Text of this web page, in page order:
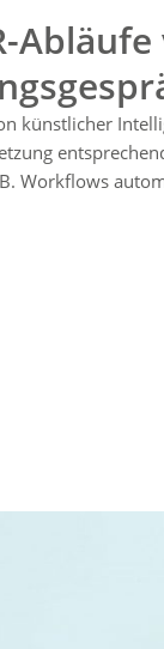
künstlicher
Workflows